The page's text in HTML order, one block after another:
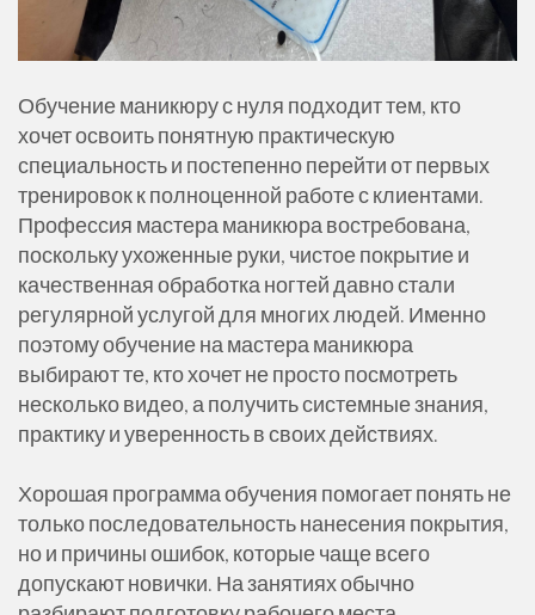
Обучение маникюру с нуля подходит тем, кто
хочет освоить понятную практическую
специальность и постепенно перейти от первых
тренировок к полноценной работе с клиентами.
Профессия мастера маникюра востребована,
поскольку ухоженные руки, чистое покрытие и
качественная обработка ногтей давно стали
регулярной услугой для многих людей. Именно
поэтому обучение на мастера маникюра
выбирают те, кто хочет не просто посмотреть
несколько видео, а получить системные знания,
практику и уверенность в своих действиях.
Хорошая программа обучения помогает понять не
только последовательность нанесения покрытия,
но и причины ошибок, которые чаще всего
допускают новички. На занятиях обычно